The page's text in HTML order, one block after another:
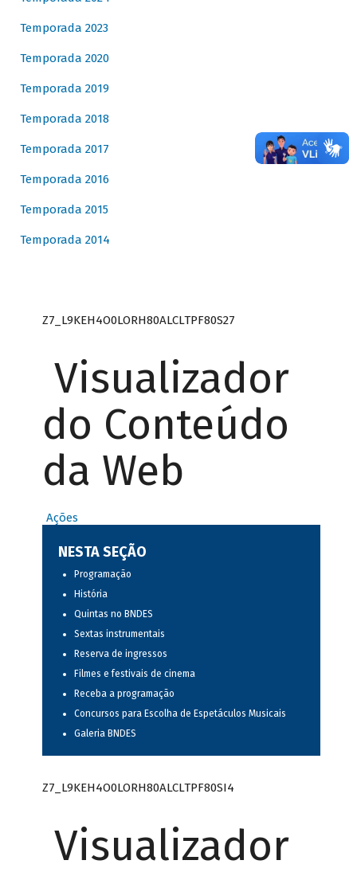
Temporada 2023
Temporada 2020
Temporada 2019
Temporada 2018
Temporada 2017
Temporada 2016
Temporada 2015
Temporada 2014
Z7_L9KEH4O0LORH80ALCLTPF80S27
Visualizador
do Conteúdo
da Web
Ações
NESTA SEÇÃO
Programação
História
Quintas no BNDES
Sextas instrumentais
Reserva de ingressos
Filmes e festivais de cinema
Receba a programação
Concursos para Escolha de Espetáculos Musicais
Galeria BNDES
Z7_L9KEH4O0LORH80ALCLTPF80SI4
Visualizador